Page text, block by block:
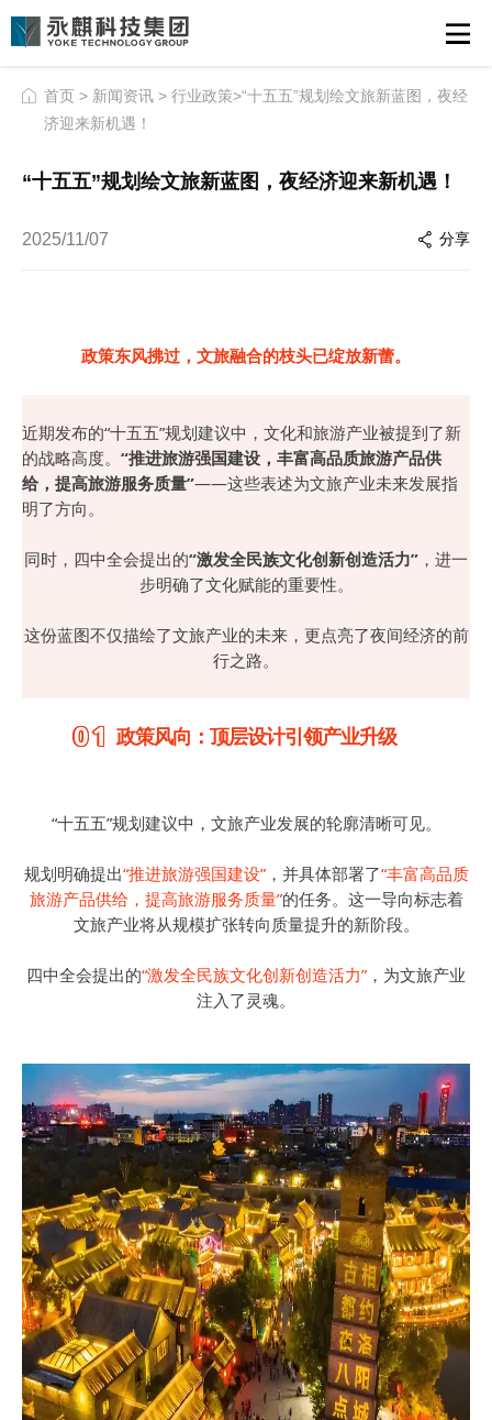
首页 > 新闻资讯 > 行业政策>“十五五”规划绘文旅新蓝图，夜经
济迎来新机遇！
“十五五”规划绘文旅新蓝图，夜经济迎来新机遇！
2025/11/07 分享
政策东风拂过，文旅融合的枝头已绽放新蕾。
近期发布的“十五五”规划建议中，文化和旅游产业被提到了新
的战略高度。 “推进旅游强国建设，丰富高品质旅游产品供
给，提高旅游服务质量”——这些表述为文旅产业未来发展指
明了方向。
同时，四中全会提出的“激发全民族文化创新创造活力” ，进一
步明确了文化赋能的重要性。
这份蓝图不仅描绘了文旅产业的未来，更点亮了夜间经济的前
行之路。
01 政策风向：顶层设计引领产业升级
“十五五”规划建议中，文旅产业发展的轮廓清晰可见。
规划明确提出“推进旅游强国建设”，并具体部署了“丰富高品质
旅游产品供给，提高旅游服务质量”的任务。这一导向标志着
文旅产业将从规模扩张转向质量提升的新阶段。
四中全会提出的“激发全民族文化创新创造活力” ，为文旅产业
注入了灵魂。